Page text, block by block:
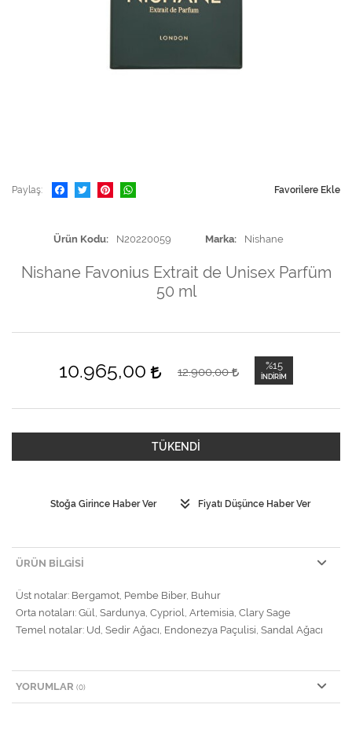
Paylaş Favorilere Ekle
Ürün Kodu N20220059 Marka Nishane
Nishane Favonius Extrait de Unisex Parfüm
50 ml
10.965,00 12.900,00 %15
İNDIRIM
TÜKENDİ
Stoğa Girince Haber Ver Fiyatı Düşünce Haber Ver
ÜRÜN BILGISI
Üst notalar: Bergamot, Pembe Biber, Buhur
Orta notaları: Gül, Sardunya, Cypriol, Artemisia, Clary Sage
Temel notalar: Ud, Sedir Ağacı, Endonezya Paçulisi, Sandal Ağacı
YORUMLAR (0)